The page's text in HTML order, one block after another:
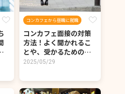
コンカフェから昼職に就職
コンカフェ面接の対策
方法！よく聞かれるこ
とや、受かるための…
2025/05/29